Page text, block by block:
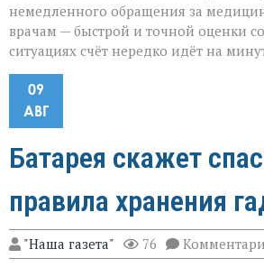
немедленного обращения за
врачам — быстрой и точной оценки
ситуациях счёт нередко идёт на
09
АВГ
Батарея скажет
правила хранения
"Наша газета" 76